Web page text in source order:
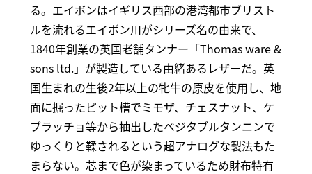
る。エイボンはイギリス西部の港湾都市ブリスト
ルを流れるエイボン川がシリーズ名の由来で、
1840年創業の英国老舗タンナー「Thomas ware &
sons ltd.」が製造している由緒あるレザーだ。英
国生まれの生後2年以上の牝牛の原皮を使用し、地
面に掘ったピット槽でミモザ、チェスナット、ケ
ブラッチョ等から抽出したベジタブルタンニンで
ゆっくりと鞣されるという超アナログな製法もた
まらない。芯まで色が染まっているため財布特有